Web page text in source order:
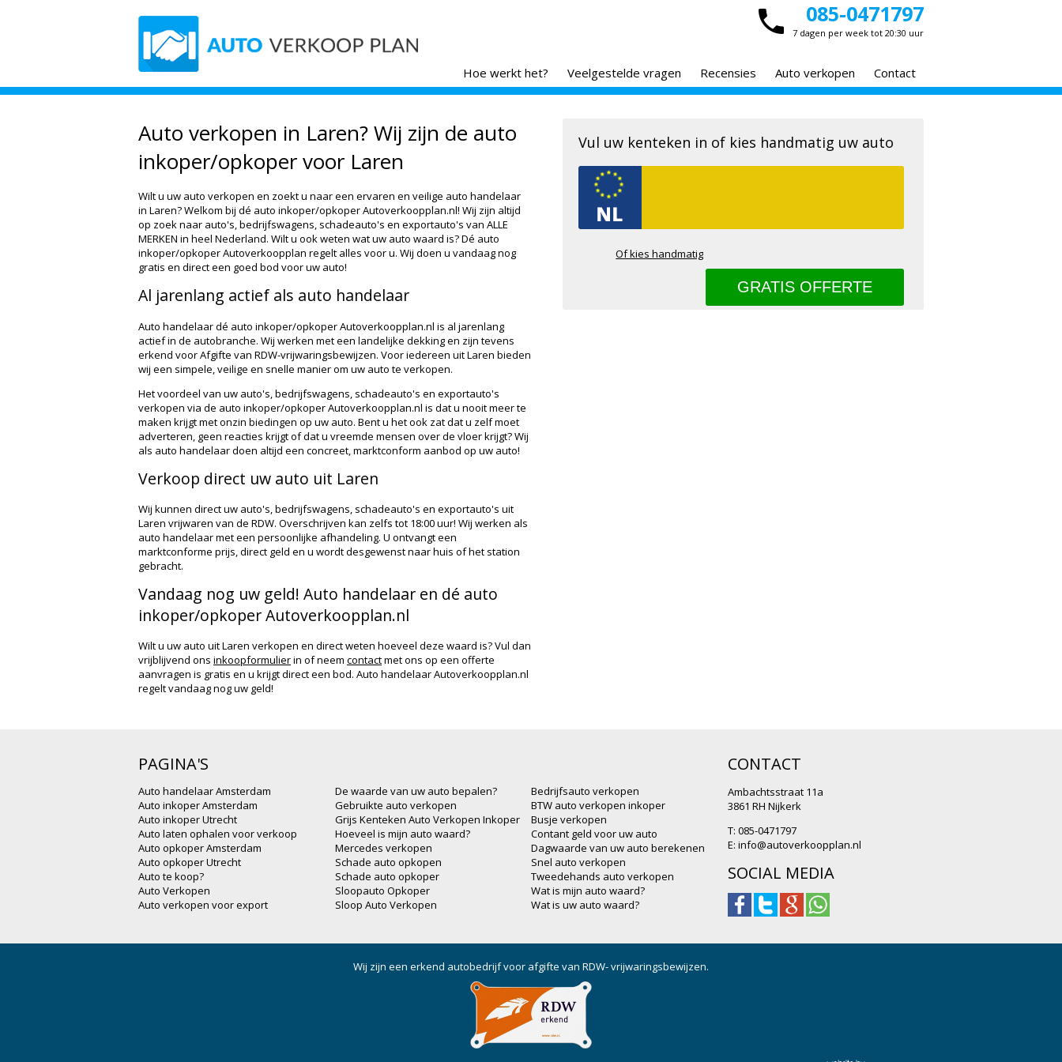
085-0471797
7 dagen per week tot 20:30 uur
Hoe werkt het? Veelgestelde vragen Recensies Auto verkopen Contact
Auto verkopen in Laren? Wij zijn de auto
inkoper/opkoper voor Laren
Wilt u uw auto verkopen en zoekt u naar een ervaren en veilige auto handelaar
in Laren? Welkom bij dé auto inkoper/opkoper Autoverkoopplan.nl! Wij zijn altijd
op zoek naar auto's, bedrijfswagens, schadeauto's en exportauto's van ALLE
MERKEN in heel Nederland. Wilt u ook weten wat uw auto waard is? Dé auto
inkoper/opkoper Autoverkoopplan regelt alles voor u. Wij doen u vandaag nog
gratis en direct een goed bod voor uw auto!
Al jarenlang actief als auto handelaar
Auto handelaar dé auto inkoper/opkoper Autoverkoopplan.nl is al jarenlang
actief in de autobranche. Wij werken met een landelijke dekking en zijn tevens
erkend voor Afgifte van RDW-vrijwaringsbewijzen. Voor iedereen uit Laren bieden
wij een simpele, veilige en snelle manier om uw auto te verkopen.
Het voordeel van uw auto's, bedrijfswagens, schadeauto's en exportauto's
verkopen via de auto inkoper/opkoper Autoverkoopplan.nl is dat u nooit meer te
maken krijgt met onzin biedingen op uw auto. Bent u het ook zat dat u zelf moet
adverteren, geen reacties krijgt of dat u vreemde mensen over de vloer krijgt? Wij
als auto handelaar doen altijd een concreet, marktconform aanbod op uw auto!
Verkoop direct uw auto uit Laren
Wij kunnen direct uw auto's, bedrijfswagens, schadeauto's en exportauto's uit
Laren vrijwaren van de RDW. Overschrijven kan zelfs tot 18:00 uur! Wij werken als
auto handelaar met een persoonlijke afhandeling. U ontvangt een
marktconforme prijs, direct geld en u wordt desgewenst naar huis of het station
gebracht.
Vandaag nog uw geld! Auto handelaar en dé auto
inkoper/opkoper Autoverkoopplan.nl
Wilt u uw auto uit Laren verkopen en direct weten hoeveel deze waard is? Vul dan
vrijblijvend ons inkoopformulierin of neem contactmet ons op een offerte
aanvragen is gratis en u krijgt direct een bod. Auto handelaar Autoverkoopplan.nl
regelt vandaag nog uw geld!
Vul uw kenteken in of kies handmatig uw auto
Of kies handmatig
PAGINA'S
Auto handelaar Amsterdam
Auto inkoper Amsterdam
Auto inkoper Utrecht
Auto laten ophalen voor verkoop
Auto opkoper Amsterdam
Auto opkoper Utrecht
Auto te koop?
Auto Verkopen
Auto verkopen voor export
De waarde van uw auto bepalen?
Gebruikte auto verkopen
Grijs Kenteken Auto Verkopen Inkoper
Hoeveel is mijn auto waard?
Mercedes verkopen
Schade auto opkopen
Schade auto opkoper
Sloopauto Opkoper
Sloop Auto Verkopen
Bedrijfsauto verkopen
BTW auto verkopen inkoper
Busje verkopen
Contant geld voor uw auto
Dagwaarde van uw auto berekenen
Snel auto verkopen
Tweedehands auto verkopen
Wat is mijn auto waard?
Wat is uw auto waard?
CONTACT
Ambachtsstraat 11a
3861 RH Nijkerk
T: 085-0471797
E: info@autoverkoopplan.nl
SOCIAL MEDIA
Wij zijn een erkend autobedrijf voor afgifte van RDW- vrijwaringsbewijzen.